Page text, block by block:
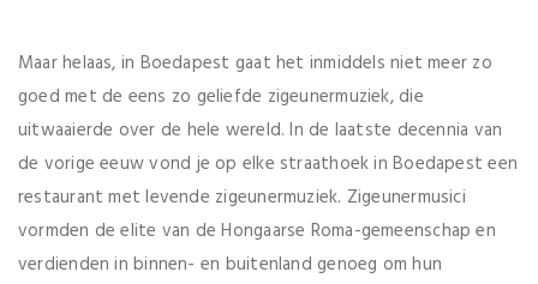
Maar helaas, in Boedapest gaat het inmiddels niet meer zo
goed met de eens zo geliefde zigeunermuziek, die
uitwaaierde over de hele wereld. In de laatste decennia van
de vorige eeuw vond je op elke straathoek in Boedapest een
restaurant met levende zigeunermuziek. Zigeunermusici
vormden de elite van de Hongaarse Roma-gemeenschap en
verdienden in binnen- en buitenland genoeg om hun